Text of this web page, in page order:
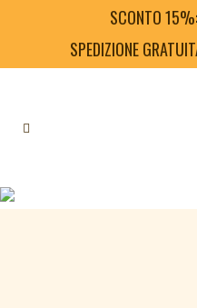
SCONTO
SPEDIZIONE